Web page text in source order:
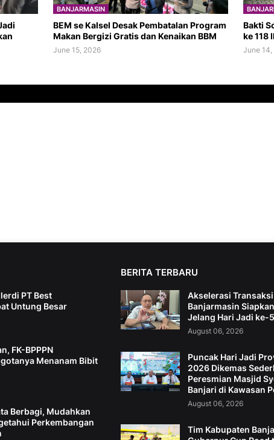
BANJARMASIN
BEM se Kalsel Desak Pembatalan Program
Makan Bergizi Gratis dan Kenaikan BBM
June 15, 2026
Bakti
ke 118
June
PT Best
Untung Besar
FK-BPPPN
Menanam Bibit
Berbagi, Mudahkan
Perkembangan
BERITA TERBARU
Akselerasi
Banjarmasin
Jelang Hari Jadi ke-
August 06, 2026
Puncak Hari Jadi
2026 Dikemas
Peresmian Masjid
Banjari di Kawasan
August 06, 2026
Tim Kabupaten